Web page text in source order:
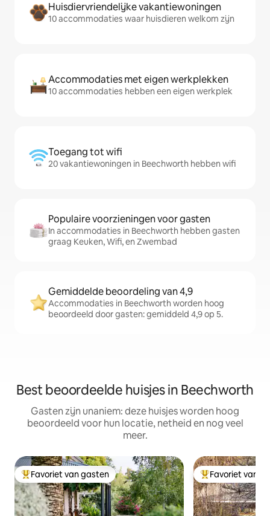
Huisdiervriendelijke vakantiewoningen
10 accommodaties waar huisdieren welkom zijn
Accommodaties met eigen werkplekken
10 accommodaties hebben een eigen werkplek
Toegang tot wifi
20 vakantiewoningen in Beechworth hebben wifi
Populaire voorzieningen voor gasten
In accommodaties in Beechworth hebben gasten
graag Keuken, Wifi, en Zwembad
Gemiddelde beoordeling van 4,9
Accommodaties in Beechworth worden hoog
beoordeeld door gasten: gemiddeld 4,9 op 5.
Best beoordeelde huisjes in Beechworth
Gasten zijn unaniem: deze huisjes worden hoog
beoordeeld voor hun locatie, netheid en nog veel
meer.
Topfavoriet van gasten
Favoriet van gasten Topfavoriet van
Favoriet van